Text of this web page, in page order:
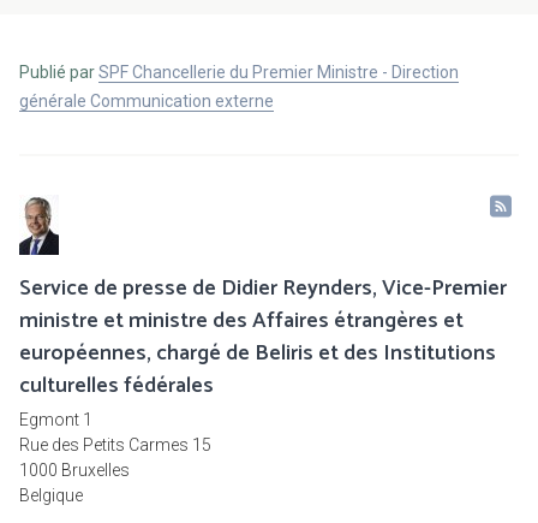
Publié parSPF Chancellerie du Premier Ministre - Direction
générale Communication externe
Service de presse de Didier Reynders, Vice-Premier
ministre et ministre des Affaires étrangères et
européennes, chargé de Beliris et des Institutions
culturelles fédérales
Egmont 1
Rue des Petits Carmes 15
1000 Bruxelles
Belgique